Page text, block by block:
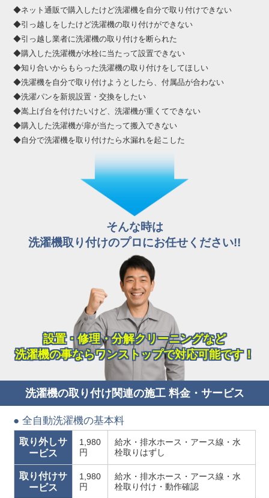
◆ネット通販で購入したけど洗濯機を自分で取り付けできない
◆引っ越しをしたけど洗濯機の取り付けができない
◆引っ越し業者に洗濯機の取り付けを断られた
◆購入した洗濯機が水栓に当たって設置できない
◆知り合いからもらった洗濯機の取り付けをしてほしい
◆洗濯機を自分で取り付けようとしたら、付属品が合わない
◆洗濯パンを新規設置・交換をしたい
◆嵩上げ台を付けたいけど、洗濯機が重くてできない
◆購入した洗濯機が扉が当たって搬入できない
◆自分で洗濯機を取り付けたら水漏れを起こした
そんな時は
洗濯機取り付けのプロにお任せください!!
設置・修理・分解クリーニングなど
洗濯機の事ならワンストップで対応可能です！
洗濯機の取り付け関連の施工 料金・サービス
● 全自動洗濯機の基本料
取り外しサ
ービス
1,980
円
給水・排水ホース・アース線・水
栓取りはずし
取り付けサ
ービス
1,980
円
給水・排水ホース・アース線・水
栓取り付け・動作確認